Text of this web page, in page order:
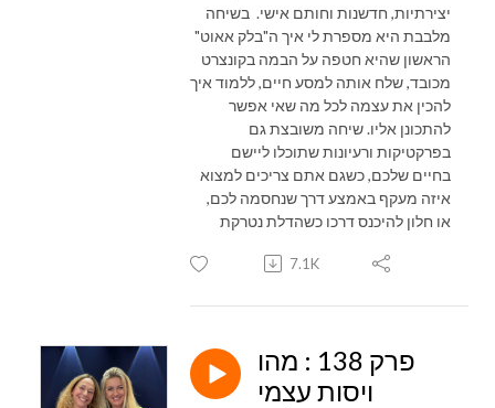
יצירתיות, חדשנות וחותם אישי. בשיחה
מלבבת היא מספרת לי איך ה"בלק אאוט"
הראשון שהיא חטפה על הבמה בקונצרט
מכובד, שלח אותה למסע חיים, ללמוד איך
להכין את עצמה לכל מה שאי אפשר
להתכונן אליו. שיחה משובצת גם
בפרקטיקות ורעיונות שתוכלו ליישם
בחיים שלכם, כשגם אתם צריכים למצוא
איזה מעקף באמצע דרך שנחסמה לכם,
או חלון להיכנס דרכו כשהדלת נטרקת
7.1K
פרק 138 : מהו
ויסות עצמי